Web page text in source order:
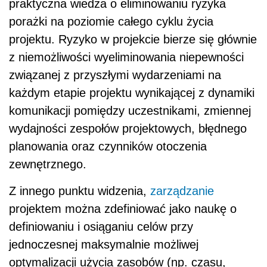
praktyczna wiedza o eliminowaniu ryzyka
porażki na poziomie całego cyklu życia
projektu. Ryzyko w projekcie bierze się głównie
z niemożliwości wyeliminowania niepewności
związanej z przyszłymi wydarzeniami na
każdym etapie projektu wynikającej z dynamiki
komunikacji pomiędzy uczestnikami, zmiennej
wydajności zespołów projektowych, błędnego
planowania oraz czynników otoczenia
zewnętrznego.
Z innego punktu widzenia, zarządzanie
projektem można zdefiniować jako naukę o
definiowaniu i osiąganiu celów przy
jednoczesnej maksymalnie możliwej
optymalizacji użycia zasobów (np. czasu,